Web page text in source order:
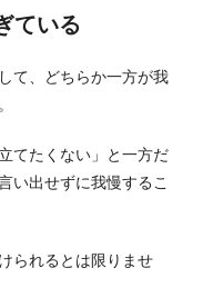
ている
て、どちらか一方が我
てたくない」と一方だ
い出せずに我慢するこ
られるとは限りませ